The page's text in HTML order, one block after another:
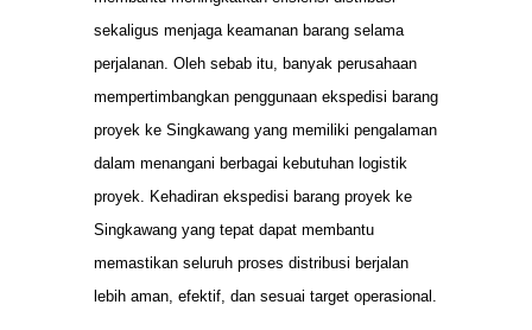
sekaligus menjaga keamanan barang selama
perjalanan. Oleh sebab itu, banyak perusahaan
mempertimbangkan penggunaan ekspedisi barang
proyek ke Singkawang yang memiliki pengalaman
dalam menangani berbagai kebutuhan logistik
proyek. Kehadiran ekspedisi barang proyek ke
Singkawang yang tepat dapat membantu
memastikan seluruh proses distribusi berjalan
lebih aman, efektif, dan sesuai target operasional.